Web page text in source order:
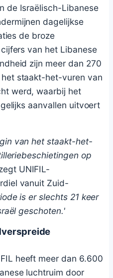
de Israëlisch-Libanese
dagelijkse
de broze
van het Libanese
zijn meer dan 270
staakt-het-vuren van
werd, waarbij het
aanvallen uitvoert
van het staakt-het-
op
UNIFIL-
vanuit Zuid-
is er slechts 21 keer
geschoten.'
heeft meer dan 6.600
luchtruim door